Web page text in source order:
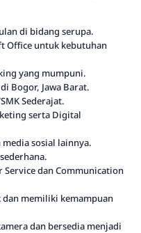
di bidang serupa.
Office untuk kebutuhan
yang mumpuni.
Bogor, Jawa Barat.
Sederajat.
serta Digital
media sosial lainnya.
dan Communication
dan memiliki kemampuan
dan bersedia menjadi